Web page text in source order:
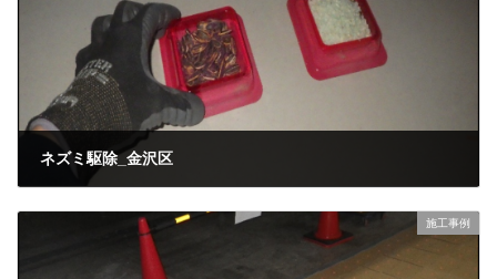
ネズミ駆除_金沢区
施工事例